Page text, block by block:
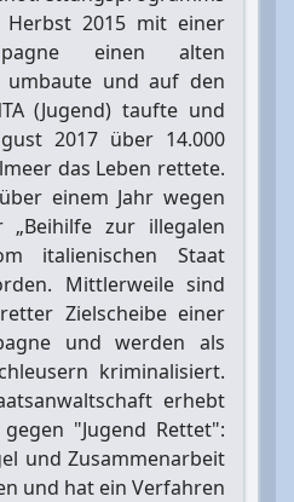
2015 mit einer
einen alten
umbaute und auf den
(Jugend) taufte und
2017 über 14.000
das Leben rettete.
einem Jahr wegen
„Beihilfe zur illegalen
italienischen Staat
Mittlerweile sind
Zielscheibe einer
und werden als
kriminalisiert.
erhebt
"Jugend Rettet":
und Zusammenarbeit
und hat ein Verfahren